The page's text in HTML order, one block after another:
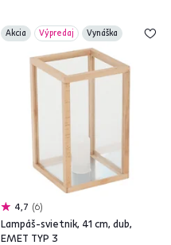
Akcia Výpredaj Vynáška
4,7 6
Lampáš-svietnik, 41 cm, dub,
EMET TYP 3